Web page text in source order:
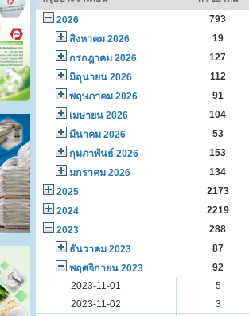
2026
793
สิงหาคม 2026
19
กรกฎาคม 2026
127
มิถุนายน 2026
112
พฤษภาคม 2026
91
เมษายน 2026
104
มีนาคม 2026
53
กุมภาพันธ์ 2026
153
มกราคม 2026
134
2025
2173
2024
2219
2023
288
ธันวาคม 2023
87
พฤศจิกายน 2023
92
2023-11-01
5
2023-11-02
3